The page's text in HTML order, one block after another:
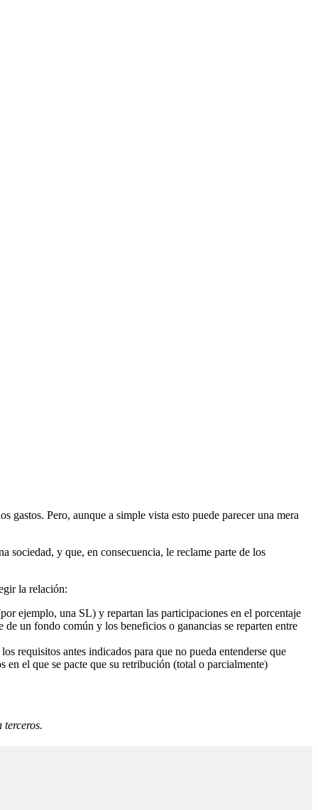
Pero, aunque a simple vista esto puede parecer una mera
sociedad, y que, en consecuencia, le reclame parte de los
la relación:
ejemplo, una SL) y repartan las participaciones en el porcentaje
un fondo común y los beneficios o ganancias se reparten entre
requisitos antes indicados para que no pueda entenderse que
el que se pacte que su retribución (total o parcialmente)
terceros.